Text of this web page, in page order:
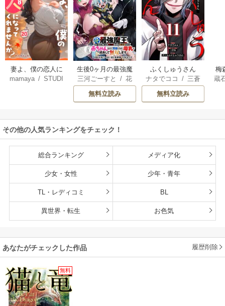
妻よ、僕の恋人に
なってくれません
mamaya/STUDI
生後0ヶ月の最強魔
王 食べるだけ強
くなるチート能力
持ち転生者だけど
雄たちの母乳で成
長して無双します
三河ごーすと /花
房雪/ マップ
無料立読み
ふくしゅうさん
ナタでココ /三蒼
/
チームふくし
ゅうさん
無料立読み
梅
蔵
その他の人気ランキングをチェック！
総合ランキング メディア化
少女・女性 少年・青年
TL・レディコミ BL
異世界・転生 お色気
あなたがチェックした作品 履歴削除
無料